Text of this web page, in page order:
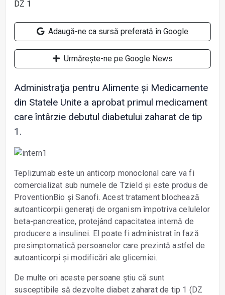
Adaugă-ne ca sursă preferată în Google
Urmărește-ne pe Google News
Administraţia pentru Alimente și Medicamente
din Statele Unite a aprobat primul medicament
care întârzie debutul diabetului zaharat de tip
1.
Teplizumab este un anticorp monoclonal care va fi
comercializat sub numele de Tzield și este produs de
ProventionBio și Sanofi. Acest tratament blochează
autoanticorpii generaţi de organism împotriva celulelor
beta-pancreatice, protejând capacitatea internă de
producere a insulinei. El poate fi administrat în fază
presimptomatică persoanelor care prezintă astfel de
autoanticorpi și modificări ale glicemiei.
De multe ori aceste persoane știu că sunt
susceptibile să dezvolte diabet zaharat de tip 1 (DZ